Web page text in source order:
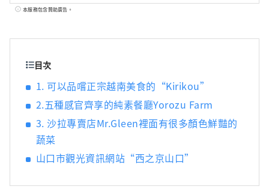
內海的美麗自然風光。 當你來到一個讓你著迷
本服務包含贊助廣告。
目次
1. 可以品嚐正宗越南美食的“Kirikou”
2.五種感官齊享的純素餐廳Yorozu Farm
3. 沙拉專賣店Mr.Gleen裡面有很多顏色鮮豔的
蔬菜
山口市觀光資訊網站“西之京山口”